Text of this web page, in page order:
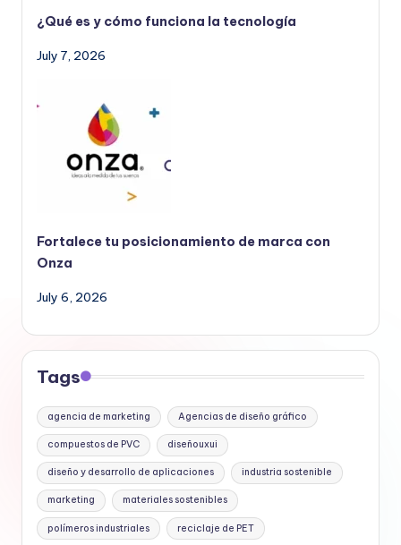
¿Qué es y cómo funciona la tecnología
July 7, 2026
Fortalece tu posicionamiento de marca con
Onza
July 6, 2026
Tags
agencia de marketing Agencias de diseño gráfico
compuestos de PVC diseñouxui
diseño y desarrollo de aplicaciones industria sostenible
marketing materiales sostenibles
polímeros industriales reciclaje de PET